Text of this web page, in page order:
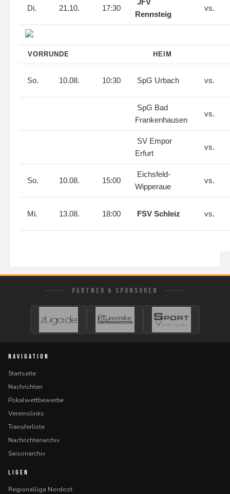
Di. 21.10. 17:30
JFV
Rennsteig
vs.
VORRUNDE HEIM
So. 10.08. 10:30 SpG Urbach vs.
SpG Bad
Frankenhausen
vs.
SV Empor
Erfurt
vs.
So. 10.08. 15:00
Eichsfeld-
Wipperaue
vs.
Mi. 13.08. 18:00 FSV Schleiz vs.
PARTNER & SPONSOREN
NAVIGATION
Startseite
Nachrichten
Pokalwettbewerbe
Vereinslinks
Transferliste
Nachrichtenarchiv
Saisonarchiv
LIGEN
Regionalliga Nordost